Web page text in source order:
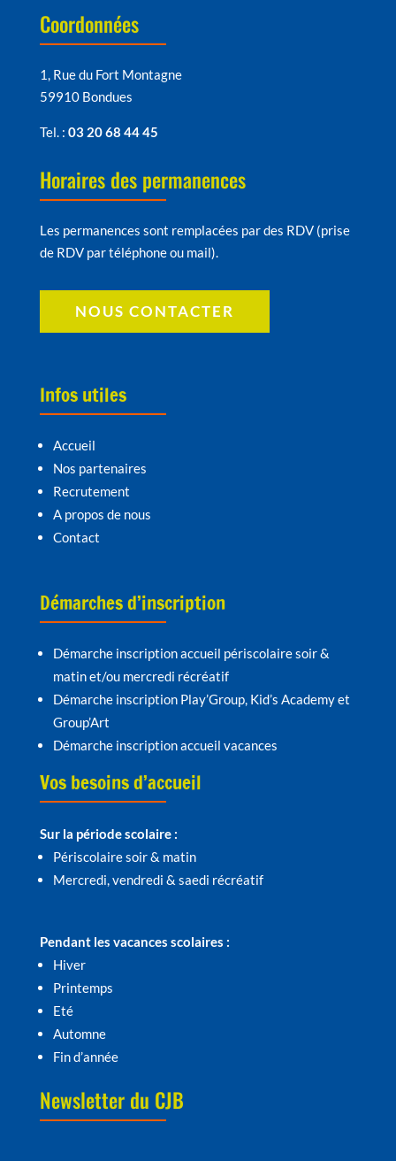
Coordonnées
1, Rue du Fort Montagne
59910 Bondues
Tel. : 03 20 68 44 45
Horaires des permanences
Les permanences sont remplacées par des RDV (prise
de RDV par téléphone ou mail).
NOUS CONTACTER
Infos utiles
Accueil
Nos partenaires
Recrutement
A propos de nous
Contact
Démarches d’inscription
Démarche inscription accueil périscolaire soir &
matin et/ou mercredi récréatif
Démarche inscription Play’Group, Kid’s Academy et
Group’Art
Démarche inscription accueil vacances
Vos besoins d’accueil
Sur la période scolaire :
Périscolaire soir & matin
Mercredi, vendredi & saedi récréatif
Pendant les vacances scolaires :
Hiver
Printemps
Eté
Automne
Fin d’année
Newsletter du CJB